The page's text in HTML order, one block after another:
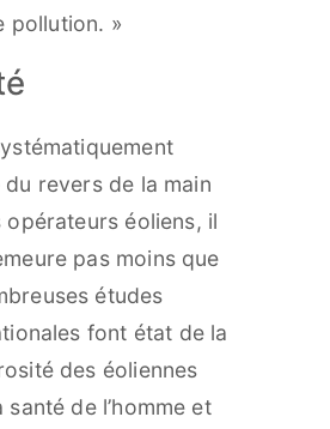
pollution. »
du revers de la main
opérateurs éoliens, il
pas moins que
études
font état de la
des éoliennes
santé de l’homme et